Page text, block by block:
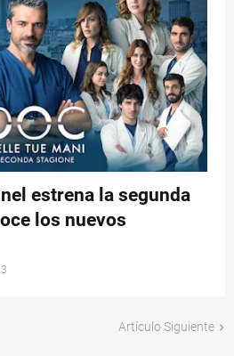
estrena la segunda
los nuevos
Artículo Siguiente